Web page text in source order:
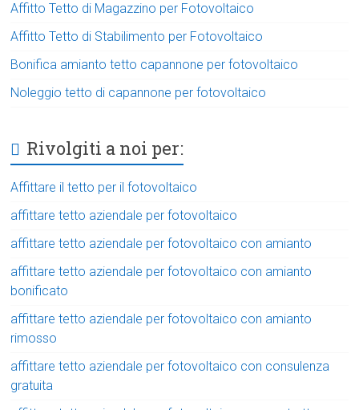
Affitto Tetto di Magazzino per Fotovoltaico
Affitto Tetto di Stabilimento per Fotovoltaico
Bonifica amianto tetto capannone per fotovoltaico
Noleggio tetto di capannone per fotovoltaico
Rivolgiti a noi per:
Affittare il tetto per il fotovoltaico
affittare tetto aziendale per fotovoltaico
affittare tetto aziendale per fotovoltaico con amianto
affittare tetto aziendale per fotovoltaico con amianto
bonificato
affittare tetto aziendale per fotovoltaico con amianto
rimosso
affittare tetto aziendale per fotovoltaico con consulenza
gratuita